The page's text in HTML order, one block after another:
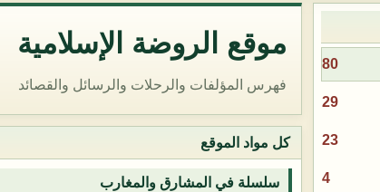
80
29
23
4
موقع الروضة الإسلامية
فهرس المؤلفات والرحلات والرسائل والقصائد
كل مواد الموقع
سلسلة في المشارق والمغارب